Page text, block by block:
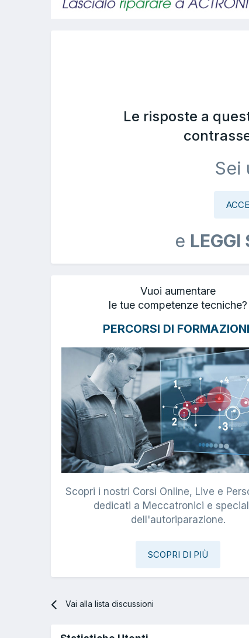
Le risposte a
Sei
e LEGGI
Vuoi aumentare
le tue competenze tecniche?
PERCORSI DI
Scopri i nostri Corsi Online, Live e
dedicati a Meccatronici e
dell'autoriparazione.
SCOPRI DI PIÙ
Vai alla lista discussioni